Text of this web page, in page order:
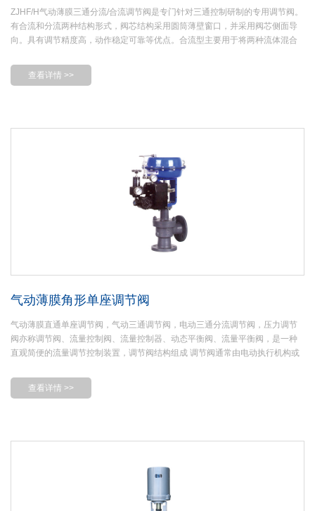
ZJHF/H气动薄膜三通分流/合流调节阀是专门针对三通控制研制的专用调节阀。
有合流和分流两种结构形式，阀芯结构采用圆筒薄壁窗口，并采用阀芯侧面导
向。具有调节精度高，动作稳定可靠等优点。合流型主要用于将两种流体混合
互为开关的单、座调节阀，用于液体、气体、蒸汽等介质的调节与控制。公称
通径和压差较小时，合流阀可用于分流场合，但公称通径大于80mm和压差较大
查看详情 >>
气动薄膜角形单座调节阀
气动薄膜直通单座调节阀，气动三通调节阀，电动三通分流调节阀，压力调节
阀亦称调节阀、流量控制阀、流量控制器、动态平衡阀、流量平衡阀，是一种
直观简便的流量调节控制装置，调节阀结构组成 调节阀通常由电动执行机构或
查看详情 >>